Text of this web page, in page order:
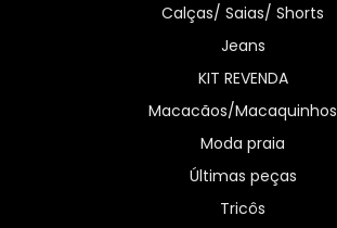
Calças/ Saias/ Shorts
Jeans
KIT REVENDA
Macacãos/Macaquinhos
Moda praia
Últimas peças
Tricôs